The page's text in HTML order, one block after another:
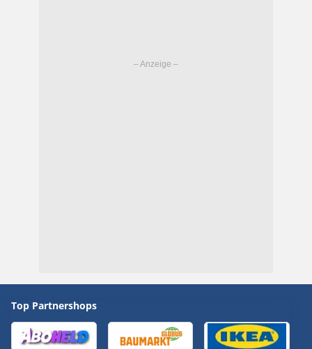
Top Partnershops